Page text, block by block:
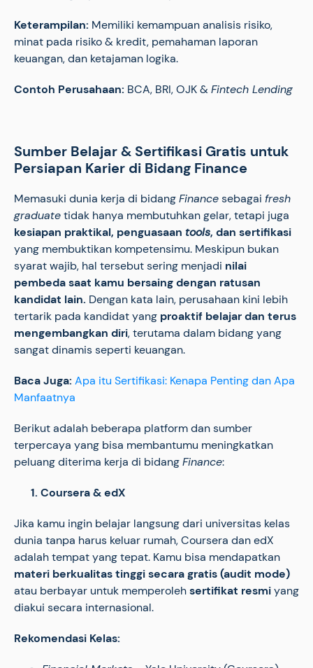
Keterampilan: Memiliki kemampuan analisis risiko,
minat pada risiko & kredit, pemahaman laporan
keuangan, dan ketajaman logika.
Contoh Perusahaan: BCA, BRI, OJK &Fintech Lending
Sumber Belajar & Sertifikasi Gratis untuk
Persiapan Karier di Bidang Finance
Memasuki dunia kerja di bidangFinancesebagai fresh
graduatetidak hanya membutuhkan gelar, tetapi juga
kesiapan praktikal, penguasaan tools, dan sertifikasi
yang membuktikan kompetensimu. Meskipun bukan
syarat wajib, hal tersebut sering menjadi nilai
pembeda saat kamu bersaing dengan ratusan
kandidat lain. Dengan kata lain, perusahaan kini lebih
tertarik pada kandidat yang proaktif belajar dan terus
mengembangkan diri, terutama dalam bidang yang
sangat dinamis seperti keuangan.
Baca Juga: Apa itu Sertifikasi: Kenapa Penting dan Apa
Manfaatnya
Berikut adalah beberapa platform dan sumber
terpercaya yang bisa membantumu meningkatkan
peluang diterima kerja di bidangFinance:
1. Coursera & edX
Jika kamu ingin belajar langsung dari universitas kelas
dunia tanpa harus keluar rumah, Coursera dan edX
adalah tempat yang tepat. Kamu bisa mendapatkan
materi berkualitas tinggi secara gratis (audit mode)
atau berbayar untuk memperolehsertifikat resmiyang
diakui secara internasional.
Rekomendasi Kelas: